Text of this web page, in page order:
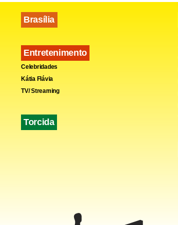
Brasília
Entretenimento
Celebridades
Kátia Flávia
TV/ Streaming
Torcida